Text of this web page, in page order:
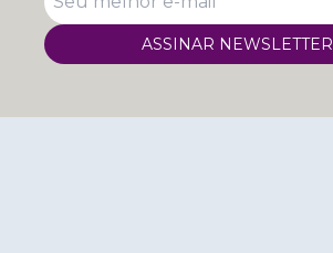
ASSINAR NEWSLETTER